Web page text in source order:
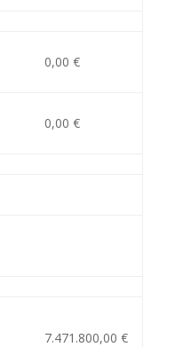
0,00 €
0,00 €
7.471.800,00 €